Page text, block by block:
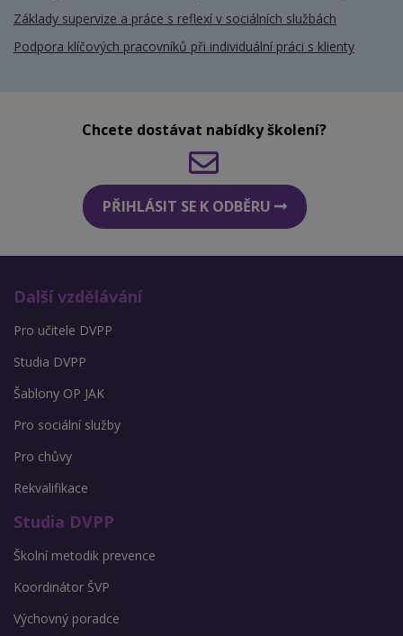
Základy supervize a práce s reflexí v sociálních službách
Podpora klíčových pracovníků při individuální práci s klienty
Chcete dostávat nabídky školení?
PŘIHLÁSIT SE K ODBĚRU
Další vzdělávání
Pro učitele DVPP
Studia DVPP
Šablony OP JAK
Pro sociální služby
Pro chůvy
Rekvalifikace
Studia DVPP
Školní metodik prevence
Koordinátor ŠVP
Výchovný poradce